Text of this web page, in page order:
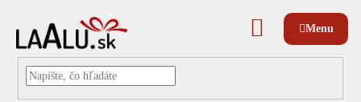
NÁKUPNÝ
KOŠÍK